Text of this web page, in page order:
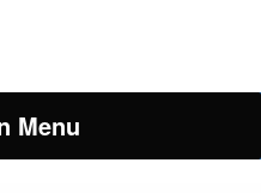
Menu